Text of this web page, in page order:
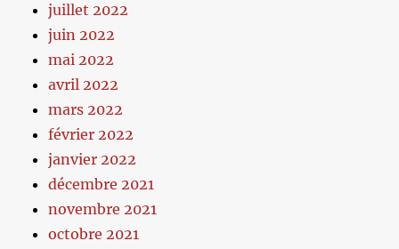
juillet 2022
juin 2022
mai 2022
avril 2022
mars 2022
février 2022
janvier 2022
décembre 2021
novembre 2021
octobre 2021